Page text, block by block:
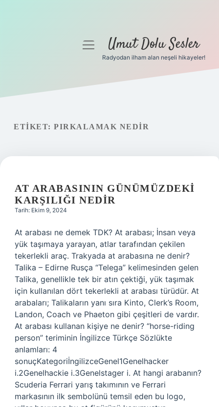
Gizlilik Politikası
menüyüUmut Dolu Sesler
Radyodan ilham alan neşeli hikayeler!
ETIKET: PIRKALAMAK NEDIR
AT ARABASININ GÜNÜMÜZDEKI
KARŞILIĞI NEDIR
Tarih: Ekim 9, 2024
At arabası ne demek TDK? At arabası; İnsan veya
yük taşımaya yarayan, atlar tarafından çekilen
tekerlekli araç. Trakyada at arabasına ne denir?
Talika – Edirne Rusça “Telega” kelimesinden gelen
Talika, genellikle tek bir atın çektiği, yük taşımak
için kullanılan dört tekerlekli at arabası türüdür. At
arabaları; Talikaların yanı sıra Kinto, Clerk’s Room,
Landon, Coach ve Phaeton gibi çeşitleri de vardır.
At arabası kullanan kişiye ne denir? “horse-riding
person” teriminin İngilizce Türkçe Sözlükte
anlamları: 4
sonuçKategoriİngilizceGenel1Genelhacker
i.2Genelhackie i.3Genelstager i. At hangi arabanın?
Scuderia Ferrari yarış takımının ve Ferrari
markasının ilk sembolünü temsil eden bu logo,